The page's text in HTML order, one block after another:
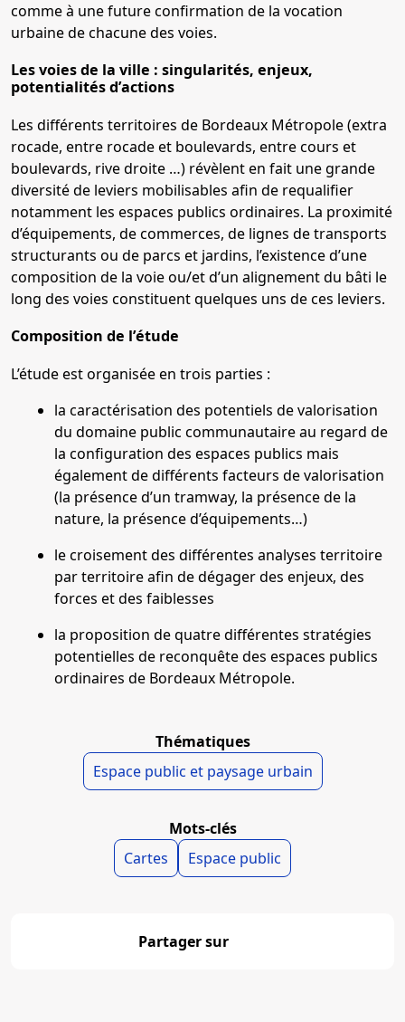
comme à une future confirmation de la vocation
urbaine de chacune des voies.
Les voies de la ville : singularités, enjeux,
potentialités d’actions
Les différents territoires de Bordeaux Métropole (extra
rocade, entre rocade et boulevards, entre cours et
boulevards, rive droite …) révèlent en fait une grande
diversité de leviers mobilisables afin de requalifier
notamment les espaces publics ordinaires. La proximité
d’équipements, de commerces, de lignes de transports
structurants ou de parcs et jardins, l’existence d’une
composition de la voie ou/et d’un alignement du bâti le
long des voies constituent quelques uns de ces leviers.
Composition de l’étude
L’étude est organisée en trois parties :
la caractérisation des potentiels de valorisation
du domaine public communautaire au regard de
la configuration des espaces publics mais
également de différents facteurs de valorisation
(la présence d’un tramway, la présence de la
nature, la présence d’équipements…)
le croisement des différentes analyses territoire
par territoire afin de dégager des enjeux, des
forces et des faiblesses
la proposition de quatre différentes stratégies
potentielles de reconquête des espaces publics
ordinaires de Bordeaux Métropole.
Thématiques
Espace public et paysage urbain
Mots-clés
Cartes
Espace public
Partager sur